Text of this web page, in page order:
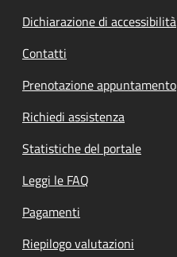
Dichiarazione di accessibilità
Contatti
Prenotazione appuntamento
Richiedi assistenza
Statistiche del portale
Leggi le FAQ
Pagamenti
Riepilogo valutazioni